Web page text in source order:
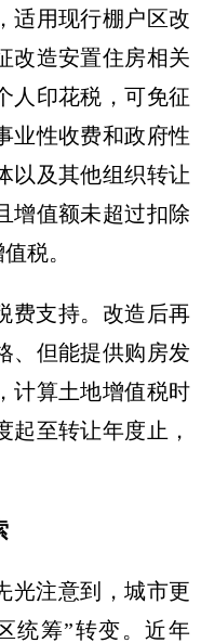
适用现行棚户区改
改造安置住房相关
人印花税，可免征
业性收费和政府性
以及其他组织转让
增值额未超过扣除
税。
费支持。改造后再
、但能提供购房发
计算土地增值税时
起至转让年度止，
光注意到，城市更
统筹”转变。近年